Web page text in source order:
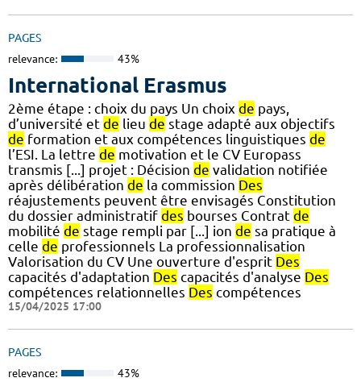
PAGES
relevance: 43%
International Erasmus
2ème étape : choix du pays Un choix de pays,
d’université et de lieu de stage adapté aux objectifs
de formation et aux compétences linguistiques de
l’ESI. La lettre de motivation et le CV Europass
transmis [...] projet : Décision de validation notifiée
après délibération de la commission Des
réajustements peuvent être envisagés Constitution
du dossier administratif des bourses Contrat de
mobilité de stage rempli par [...] ion de sa pratique à
celle de professionnels La professionnalisation
Valorisation du CV Une ouverture d'esprit Des
capacités d'adaptation Des capacités d'analyse Des
compétences relationnelles Des compétences
15/04/2025 17:00
PAGES
relevance: 43%